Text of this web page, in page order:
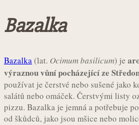
Bazalka
Bazalka (lat. Ocimum basilicum) je
výraznou vůní pocházející ze
používat je čerstvé nebo sušené jako
salátů nebo omáček. Čerstvými listy
pizzu. Bazalka je jemná a potřebuje
od škůdců, jako jsou mšice nebo